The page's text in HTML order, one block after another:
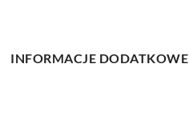
INFORMACJE DODATKOWE